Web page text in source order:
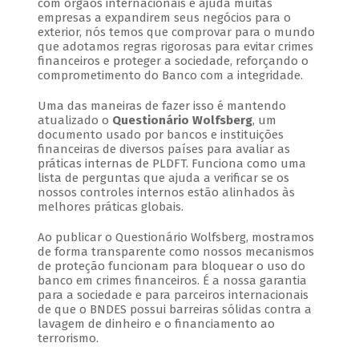
com órgãos internacionais e ajuda muitas
empresas a expandirem seus negócios para o
exterior, nós temos que comprovar para o mundo
que adotamos regras rigorosas para evitar crimes
financeiros e proteger a sociedade, reforçando o
comprometimento do Banco com a integridade.
Uma das maneiras de fazer isso é mantendo
atualizado o Questionário Wolfsberg, um
documento usado por bancos e instituições
financeiras de diversos países para avaliar as
práticas internas de PLDFT. Funciona como uma
lista de perguntas que ajuda a verificar se os
nossos controles internos estão alinhados às
melhores práticas globais.
Ao publicar o Questionário Wolfsberg, mostramos
de forma transparente como nossos mecanismos
de proteção funcionam para bloquear o uso do
banco em crimes financeiros. É a nossa garantia
para a sociedade e para parceiros internacionais
de que o BNDES possui barreiras sólidas contra a
lavagem de dinheiro e o financiamento ao
terrorismo.